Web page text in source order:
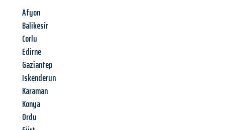
Afyon
Balikesir
Corlu
Edirne
Gaziantep
Iskenderun
Karaman
Konya
Ordu